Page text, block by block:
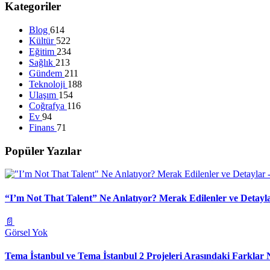
Kategoriler
Blog 614
Kültür 522
Eğitim 234
Sağlık 213
Gündem 211
Teknoloji 188
Ulaşım 154
Coğrafya 116
Ev 94
Finans 71
Popüler Yazılar
“I’m Not That Talent” Ne Anlatıyor? Merak Edilenler ve
📄
Görsel Yok
Tema İstanbul ve Tema İstanbul 2 Projeleri Arasındaki Farklar